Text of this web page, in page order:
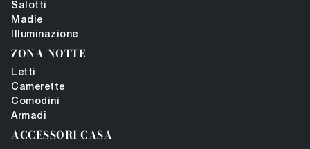
Salotti
Madie
Illuminazione
ZONA NOTTE
Letti
Camerette
Comodini
Armadi
ACCESSORI CASA